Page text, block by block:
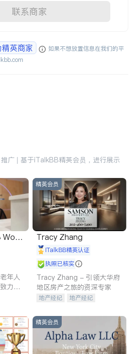
联系商家
精英商家
如果不想放置信息在我们的平
推广 | 基于iTalkBB精英会员，进行展示
World
年人
力于
有效
精英会员
Tracy Zhang
iTalkBB精英认证
执照已核实
Tracy Zhang - 引领大华府
地区房产之旅的资深专家
地产经纪
地产经纪
商铺租售
精英会员